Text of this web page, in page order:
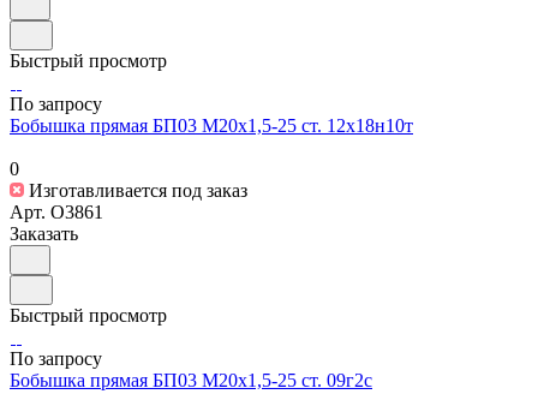
Быстрый просмотр
По запросу
Бобышка прямая БП03 М20х1,5-25 ст. 12х18н10т
0
Изготавливается под заказ
Арт. O3861
Заказать
Быстрый просмотр
По запросу
Бобышка прямая БП03 М20х1,5-25 ст. 09г2с